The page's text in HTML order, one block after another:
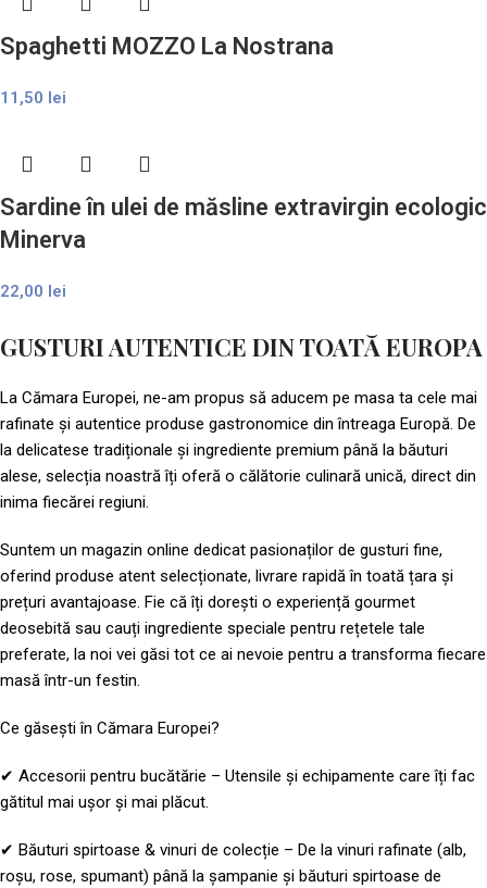
Spaghetti MOZZO La Nostrana
11,50 lei
Sardine în ulei de măsline extravirgin ecologic
Minerva
22,00 lei
GUSTURI AUTENTICE DIN TOATĂ EUROPA​
La Cămara Europei, ne-am propus să aducem pe masa ta cele mai
rafinate și autentice produse gastronomice din întreaga Europă. De
la delicatese tradiționale și ingrediente premium până la băuturi
alese, selecția noastră îți oferă o călătorie culinară unică, direct din
inima fiecărei regiuni.
Suntem un magazin online dedicat pasionaților de gusturi fine,
oferind produse atent selecționate, livrare rapidă în toată țara și
prețuri avantajoase. Fie că îți dorești o experiență gourmet
deosebită sau cauți ingrediente speciale pentru rețetele tale
preferate, la noi vei găsi tot ce ai nevoie pentru a transforma fiecare
masă într-un festin.
Ce găsești în Cămara Europei?
✔ Accesorii pentru bucătărie – Utensile și echipamente care îți fac
gătitul mai ușor și mai plăcut.
✔ Băuturi spirtoase & vinuri de colecție – De la vinuri rafinate (alb,
roșu, rose, spumant) până la șampanie și băuturi spirtoase de